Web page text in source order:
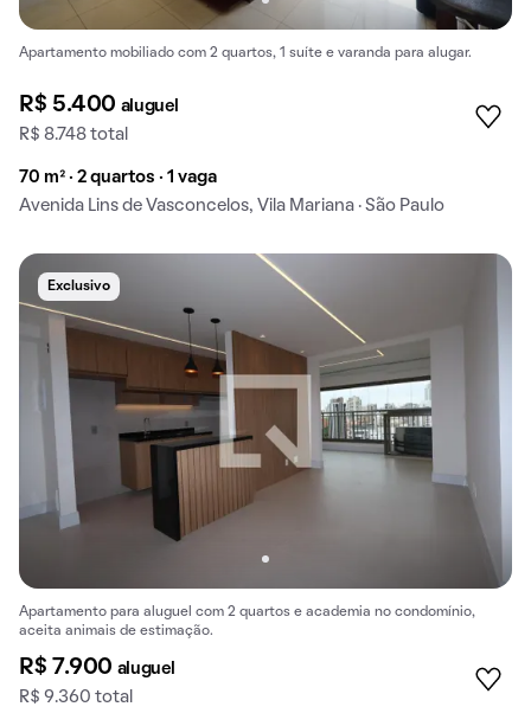
Apartamento mobiliado com 2 quartos, 1 suíte e varanda para alugar.
R$ 5.400 aluguel
R$ 8.748 total
70 m² · 2 quartos · 1 vaga
Avenida Lins de Vasconcelos, Vila Mariana · São Paulo
Exclusivo
Apartamento para aluguel com 2 quartos e academia no condomínio,
aceita animais de estimação.
R$ 7.900 aluguel
R$ 9.360 total